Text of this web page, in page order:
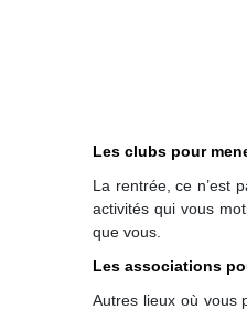
Les clubs pour
La rentrée, ce n’est
activités qui vous
que vous.
Les associations
Autres lieux où vous